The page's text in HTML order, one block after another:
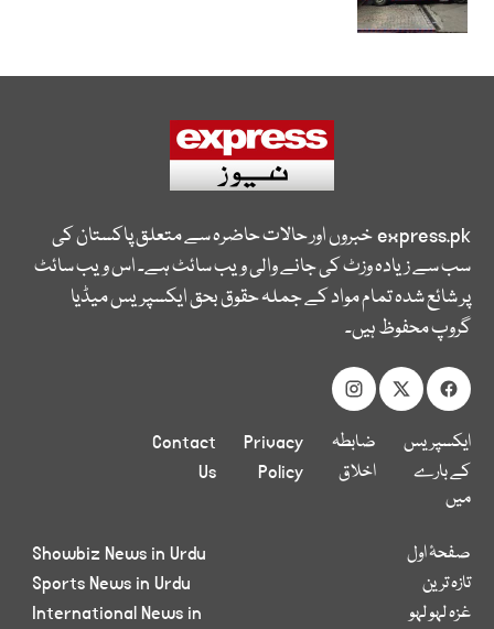
express.pkخبروں اور حالات حاضرہ سے متعلق پاکستان کی
سب سے زیادہ وزٹ کی جانے والی ویب سائٹ ہے۔ اس ویب سائٹ
پر شائع شدہ تمام مواد کے جملہ حقوق بحق ایکسپریس میڈیا
گروپ محفوظ ہیں۔
ایکسپریس
کے بارے
میں
ضابطہ
اخلاق
Privacy
Policy
Contact
Us
صفحۂ اول
تازہ ترین
غزہ لہو لہو
Showbiz News in Urdu
Sports News in Urdu
International News in